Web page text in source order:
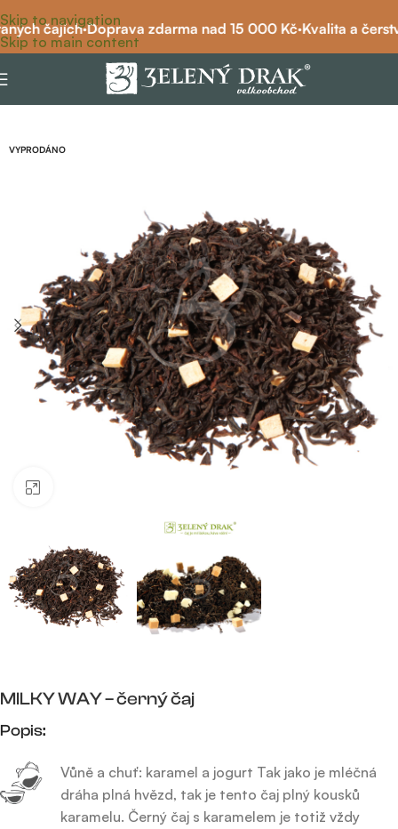
Skip to navigation
Skip to main content
čajích·Doprava zdarma nad 15 000 Kč·Kvalita a
černý čaj/černý čaj ochucený
VYPRODÁNO
MILKY WAY – černý čaj
Popis:
Vůně a chuť: karamel a jogurt Tak jako je mléčná
dráha plná hvězd, tak je tento čaj plný kousků
karamelu. Černý čaj s karamelem je totiž vždy